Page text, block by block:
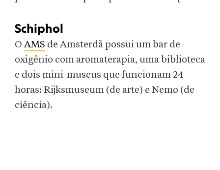
Schiphol
O AMS de Amsterdã possui um bar de
oxigênio com aromaterapia, uma biblioteca
e dois mini-museus que funcionam 24
horas: Rijksmuseum (de arte) e Nemo (de
ciência).